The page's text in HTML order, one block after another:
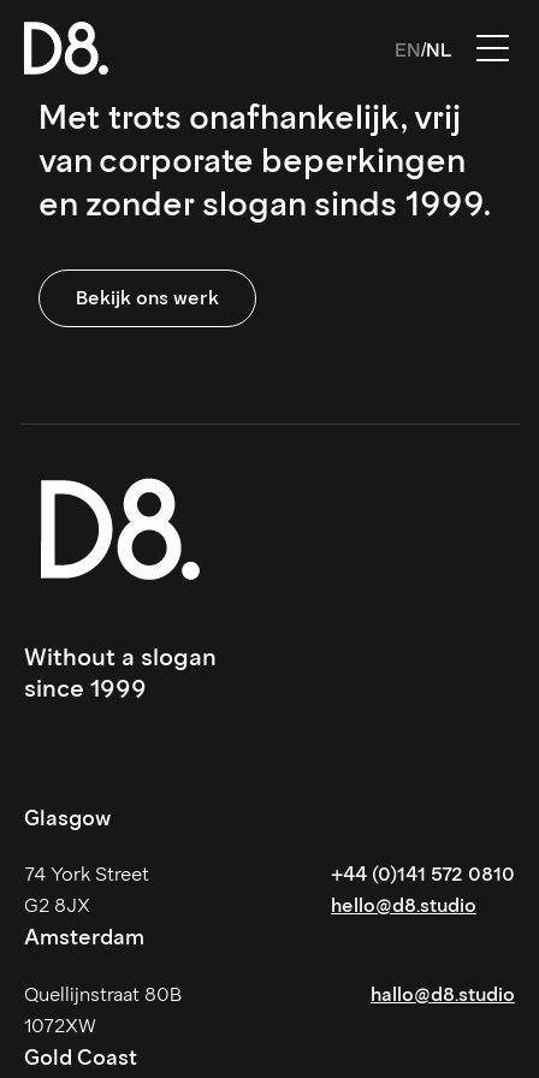
EN/NL
Met trots onafhankelijk, vrij
van corporate beperkingen
en zonder slogan sinds 1999.
Bekijk ons werk
Without a slogan
since 1999
Glasgow
74 York Street
G2 8JX
+44 (0)141 572 0810
hello@d8.studio
Amsterdam
Quellijnstraat 80B
1072XW
hallo@d8.studio
Gold Coast